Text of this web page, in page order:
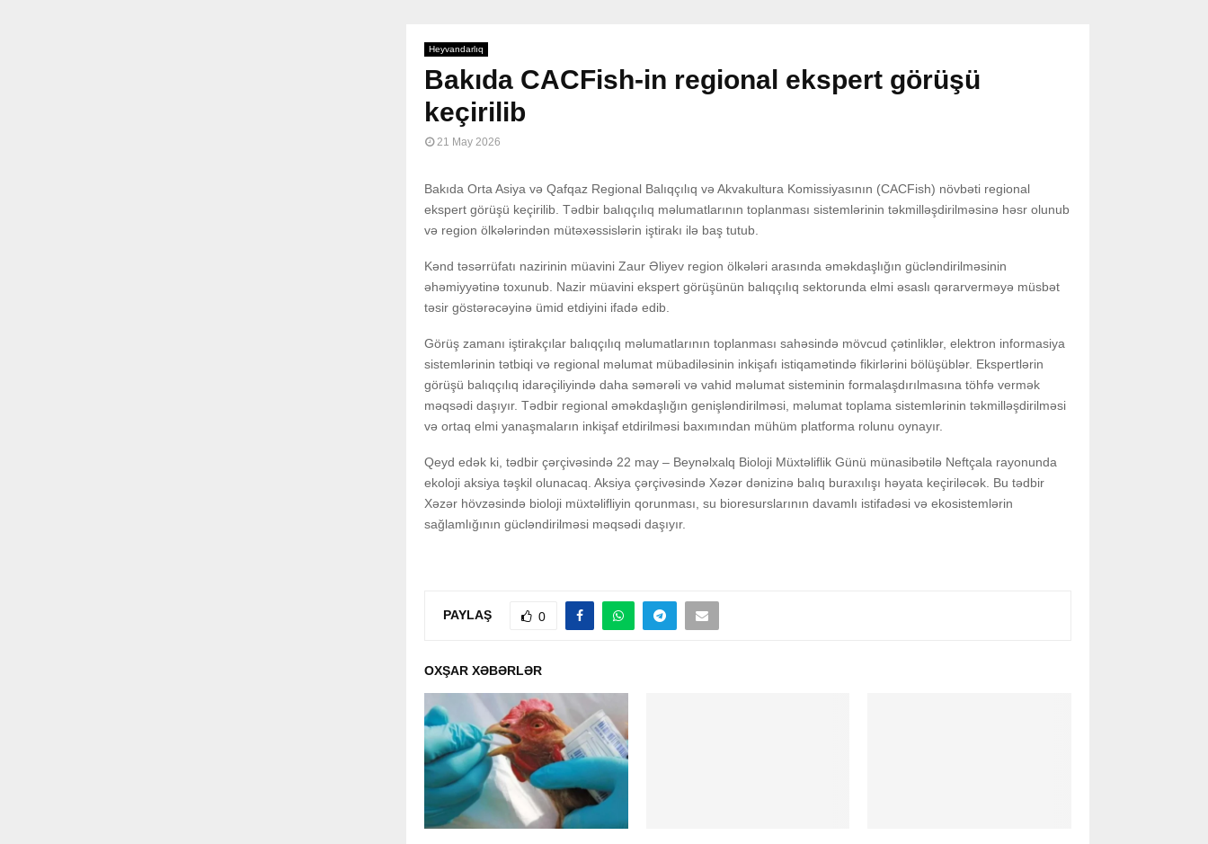
Heyvandarlıq
Bakıda CACFish-in regional ekspert görüşü
keçirilib
21 May 2026
Bakıda Orta Asiya və Qafqaz Regional Balıqçılıq və Akvakultura Komissiyasının (CACFish) növbəti regional
ekspert görüşü keçirilib. Tədbir balıqçılıq məlumatlarının toplanması sistemlərinin təkmilləşdirilməsinə həsr olunub
və region ölkələrindən mütəxəssislərin iştirakı ilə baş tutub.
Kənd təsərrüfatı nazirinin müavini Zaur Əliyev region ölkələri arasında əməkdaşlığın gücləndirilməsinin
əhəmiyyətinə toxunub. Nazir müavini ekspert görüşünün balıqçılıq sektorunda elmi əsaslı qərarverməyə müsbət
təsir göstərəcəyinə ümid etdiyini ifadə edib.
Görüş zamanı iştirakçılar balıqçılıq məlumatlarının toplanması sahəsində mövcud çətinliklər, elektron informasiya
sistemlərinin tətbiqi və regional məlumat mübadiləsinin inkişafı istiqamətində fikirlərini bölüşüblər. Ekspertlərin
görüşü balıqçılıq idarəçiliyində daha səmərəli və vahid məlumat sisteminin formalaşdırılmasına töhfə vermək
məqsədi daşıyır. Tədbir regional əməkdaşlığın genişləndirilməsi, məlumat toplama sistemlərinin təkmilləşdirilməsi
və ortaq elmi yanaşmaların inkişaf etdirilməsi baxımından mühüm platforma rolunu oynayır.
Qeyd edək ki, tədbir çərçivəsində 22 may – Beynəlxalq Bioloji Müxtəliflik Günü münasibətilə Neftçala rayonunda
ekoloji aksiya təşkil olunacaq. Aksiya çərçivəsində Xəzər dənizinə balıq buraxılışı həyata keçiriləcək. Bu tədbir
Xəzər hövzəsində bioloji müxtəlifliyin qorunması, su bioresurslarının davamlı istifadəsi və ekosistemlərin
sağlamlığının gücləndirilməsi məqsədi daşıyır.
PAYLAŞ 0
OXŞAR XƏBƏRLƏR